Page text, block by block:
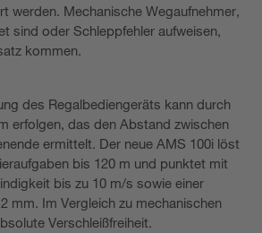
werden. Mechanische Wegaufnehmer,
sind oder Schleppfehler aufweisen,
kommen.
des Regalbediengeräts kann durch
erfolgen, das den Abstand zwischen
ermittelt. Der neue AMS 100i löst
bis 120 m und punktet mit
bis zu 10 m/s sowie einer
mm. Im Vergleich zu mechanischen
Verschleißfreiheit.